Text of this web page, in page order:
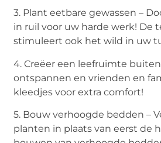
3. Plant eetbare gewassen –
in ruil voor uw harde werk! De
stimuleert ook het wild in uw
4. Creëer een leefruimte
ontspannen en vrienden en
kleedjes voor extra comfort!
5. Bouw verhoogde bedden –
planten in plaats van eerst de